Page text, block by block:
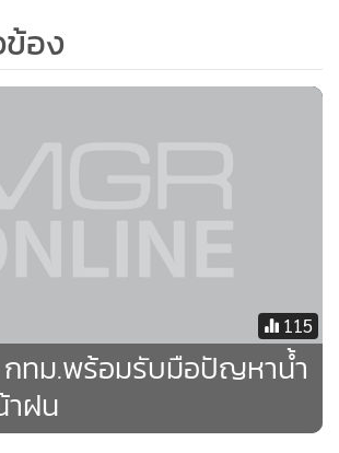
ดเผยต่อว่า จากนั้นจึงได้นำเอาปัญหาไป
อง
115
กทม.พร้อมรับมือปัญหาน้ำ
ฝน